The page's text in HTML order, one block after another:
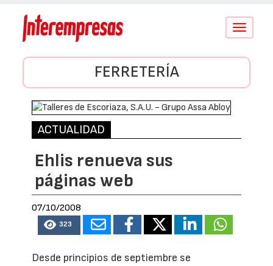
Conmutar
FERRETERÍA
ACTUALIDAD
Ehlis renueva sus
páginas web
07/10/2008
323
Desde principios de septiembre se